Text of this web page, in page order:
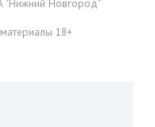
"Нижний Новгород"
18+